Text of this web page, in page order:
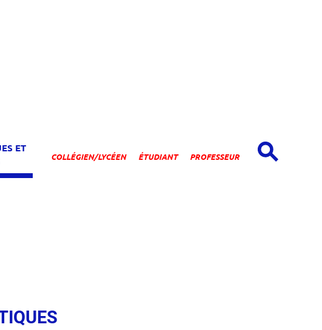
ET
Espaces
COLLÉGIEN/LYCÉEN ÉTUDIANT PROFESSEUR